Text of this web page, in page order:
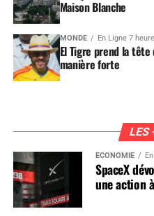
Maison Blanche
MONDE En Ligne 7
El Tigre prend la
manière forte
LES
ÉCONOMIE
SpaceX
une action